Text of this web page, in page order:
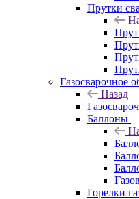
Прутки
Газосварочное
Назад
Баллоны
Горелки